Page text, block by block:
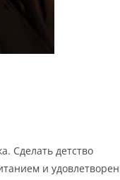
Сделать детство
и